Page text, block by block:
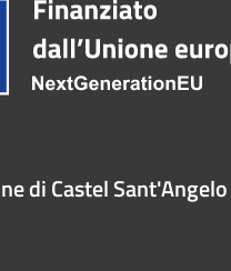
di Castel Sant'Angelo